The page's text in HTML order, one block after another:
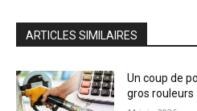
ARTICLES SIMILAIRES
Un coup de
gros rouleurs